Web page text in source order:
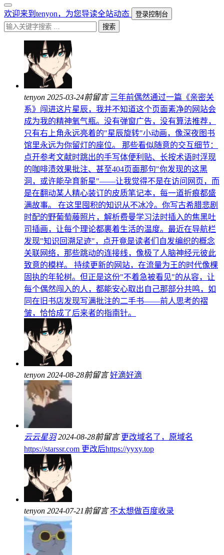
欢迎来到tenyon，为您导读全站动态
登录控制台
搜索
tenyon 2025-03-24前留言 三年前偶然通过一篇《亲密关
系》闯进这片星辰，我并不知道这个页面素净的网站会
成为我的精神氧气瓶。没有弹窗广告，没有算法推荐，
只有右上角永远亮着的"星辰旋转"小动画，像深夜图书
馆里永远为你留灯的座位。 那些看似随意的交互细节：
点开参考文献时跳出的手写体便利贴、长按术语时浮现
的咖啡渍效果批注、甚至404页面那句"你发现的这黑
洞，或许能孕育新星"——让我觉得不是在访问网页，而
是在翻动某人精心装订的皮质笔记本，每一道折痕都盛
满故事。 在这里囤积的知识从不冰冷。你写古希腊悲剧
时配的野葡萄藤照片，解析费曼学习法时插入的焦黑吐
司插画，让每个理论都裹着生活的温度。最近在导航栏
发现"知识回溯足迹"，点开竟是读者们自发编织的概念
关联网络，那些跳动的连接线，像极了人脑神经元彼此
致意的模样。 持续更新的网站，在流量为王的时代像棵
固执的年轮树。但正是这份"不着急被看见"的从容，让
每个偶然闯入的人，都能安心取出自己那部分共鸣，如
同在旧书店发现写满批注的二手书——前人思考的褶
皱，恰恰成了后来者的指南针。
tenyon 2024-08-28前留言 好滴好滴
云云星羽 2024-08-28前留言 更改域名了，原域名
https://starssr.com 更改后https://yyxy.top
tenyon 2024-07-21前留言 不太想做百度收录